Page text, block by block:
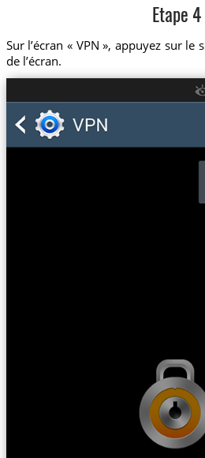
Etape 4
Sur l’écran « VPN », appuyez sur
de l’écran.